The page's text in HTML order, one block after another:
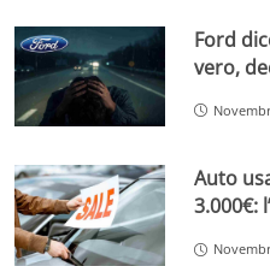
Ford
vero,
Auto
3.000€: